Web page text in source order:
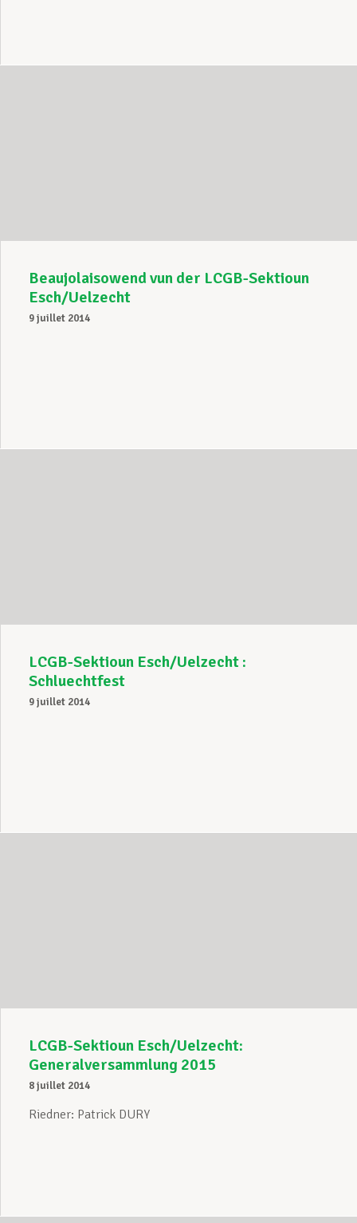
Beaujolaisowend vun der LCGB-Sektioun
Esch/Uelzecht
9 juillet 2014
LCGB-Sektioun Esch/Uelzecht :
Schluechtfest
9 juillet 2014
LCGB-Sektioun Esch/Uelzecht:
Generalversammlung 2015
8 juillet 2014
Riedner: Patrick DURY